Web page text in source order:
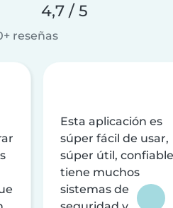
4,7 / 5
reseñas
Esta aplicación es
súper fácil de usar,
súper útil,
tiene muchos
sistemas de